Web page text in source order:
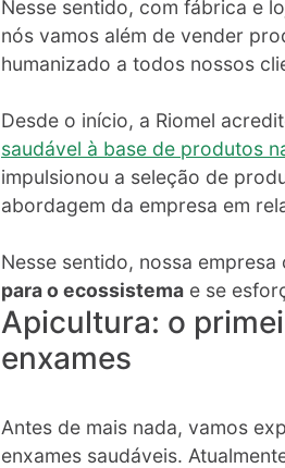
Nesse sentido, com fábrica e
nós vamos além de vender
humanizado a todos nossos
Desde o início, a Riomel
saudável à base de produtos
impulsionou a seleção de
abordagem da empresa em
Nesse sentido, nossa
para o ecossistema e se
Apicultura: o
enxames
Antes de mais nada, vamos
enxames saudáveis.